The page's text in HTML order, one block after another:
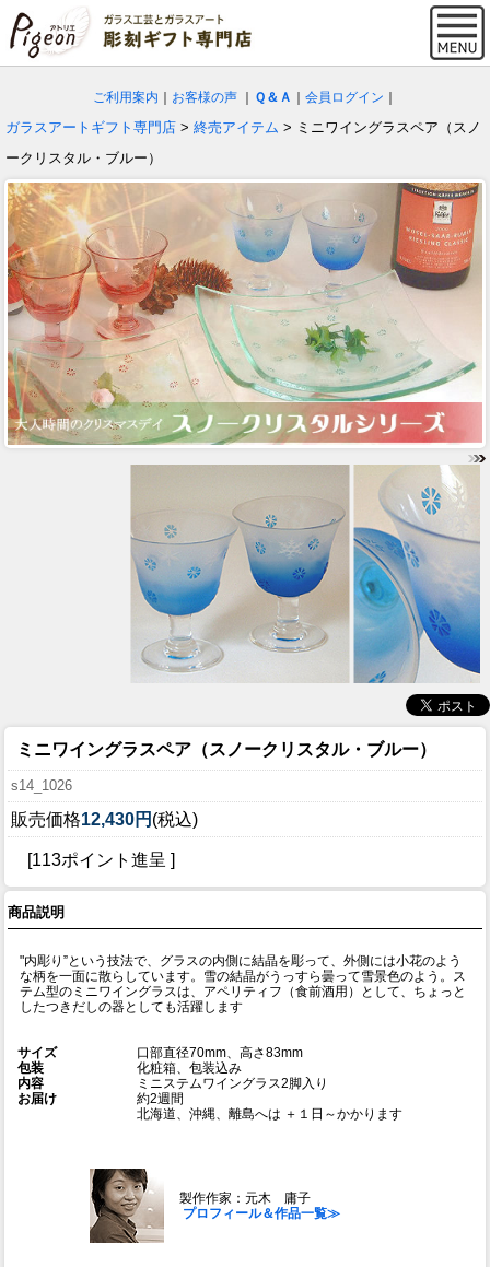
ご利用案内 お客様の声 Ｑ＆Ａ 会員ログイン
ガラスアートギフト専門店 > 終売アイテム > ミニワイングラスペア（スノ
ークリスタル・ブルー）
ミニワイングラスペア（スノークリスタル・ブルー）
s14_1026
販売価格12,430円 (税込)
[113ポイント進呈 ]
商品説明
"内彫り”という技法で、グラスの内側に結晶を彫って、外側には小花のよう
な柄を一面に散らしています。雪の結晶がうっすら曇って雪景色のよう。ス
テム型のミニワイングラスは、アペリティフ（食前酒用）として、ちょっと
したつきだしの器としても活躍します
サイズ
口部直径70mm、高さ83mm
包装
化粧箱、包装込み
内容
ミニステムワイングラス2脚入り
お届け
約2週間
北海道、沖縄、離島へは ＋１日～かかります
製作作家：元木 庸子
プロフィール＆作品一覧≫